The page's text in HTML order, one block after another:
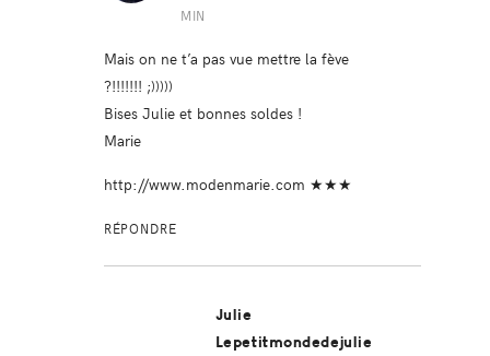
MIN
Mais on ne t’a pas vue mettre la fève
?!!!!!!! ;)))))
Bises Julie et bonnes soldes !
Marie
http://www.modenmarie.com ★★★
RÉPONDRE
Julie
Lepetitmondedejulie